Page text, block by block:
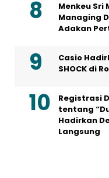
Menkeu
Managing
Adakan
Casio
SHOCK di
Registrasi
tentang
Hadirkan
Langsung